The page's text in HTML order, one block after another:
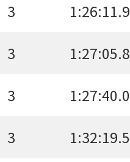
3 1:26:11.9
3 1:27:05.8
3 1:27:40.0
3 1:32:19.5